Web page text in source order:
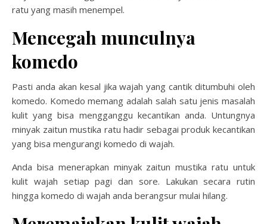
ratu yang masih menempel.
Mencegah munculnya
komedo
Pasti anda akan kesal jika wajah yang cantik ditumbuhi oleh
komedo. Komedo memang adalah salah satu jenis masalah
kulit yang bisa mengganggu kecantikan anda. Untungnya
minyak zaitun mustika ratu hadir sebagai produk kecantikan
yang bisa mengurangi komedo di wajah.
Anda bisa menerapkan minyak zaitun mustika ratu untuk
kulit wajah setiap pagi dan sore. Lakukan secara rutin
hingga komedo di wajah anda berangsur mulai hilang.